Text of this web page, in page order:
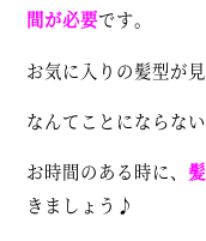
間が必要です。
お気に入りの髪型が
なんてことにならない
お時間のある時に、
きましょう♪